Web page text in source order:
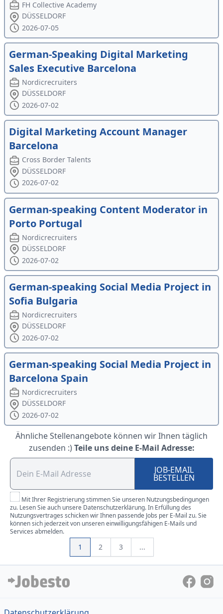
FH Collective Academy
DÜSSELDORF
2026-07-05
German-Speaking Digital Marketing
Sales Executive Barcelona
Nordicrecruiters
DÜSSELDORF
2026-07-02
Digital Marketing Account Manager
Barcelona
Cross Border Talents
DÜSSELDORF
2026-07-02
German-speaking Content Moderator in
Porto Portugal
Nordicrecruiters
DÜSSELDORF
2026-07-02
German-speaking Social Media Project in
Sofia Bulgaria
Nordicrecruiters
DÜSSELDORF
2026-07-02
German-speaking Social Media Project in
Barcelona Spain
Nordicrecruiters
DÜSSELDORF
2026-07-02
Ähnliche Stellenangebote können wir Ihnen täglich
zusenden :) Teile uns deine E-Mail Adresse:
JOB-EMAIL
BESTELLEN
Mit Ihrer Registrierung stimmen Sie unseren Nutzungsbedingungen
zu. Lesen Sie auch unsere Datenschutzerklärung. In Erfüllung des
Nutzungsvertrages schicken wir Ihnen passende Jobs per E-Mail zu. Sie
können sich jederzeit von unseren einwilligungsfähigen E-Mails und
Services abmelden.
1 2 3 ...